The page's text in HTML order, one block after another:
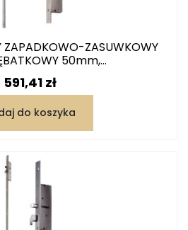
ZAPADKOWO-ZASUWKOWY
50mm,...
Cena
591,41 zł
do koszyka